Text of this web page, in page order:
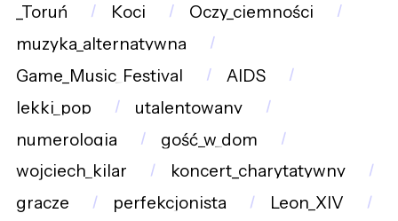
_Toruń Koci
Oczy_ciemności
muzyka_alternatywna
Game_Music_Festival
AIDS
lekki_pop
utalentowany
numerologia
gość_w_dom
wojciech_kilar
koncert_charytatywny
gracze
perfekcjonista
Leon_XIV